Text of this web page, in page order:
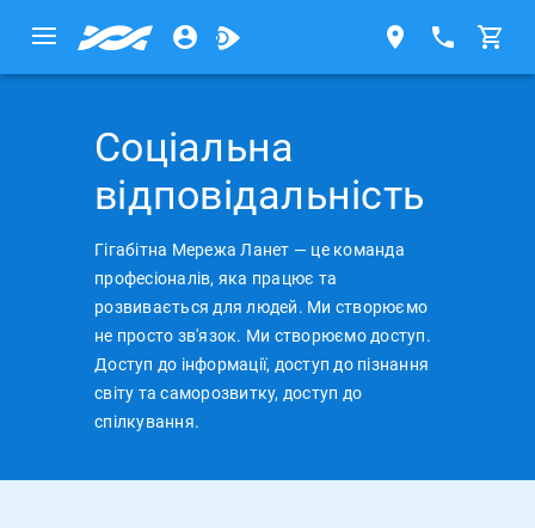
Cоціальна
відповідальність
Гігабітна Мережа Ланет — це команда
професіоналів, яка працює та
розвивається для людей. Ми створюємо
не просто зв'язок. Ми створюємо доступ.
Доступ до інформації, доступ до пізнання
світу та саморозвитку, доступ до
спілкування.